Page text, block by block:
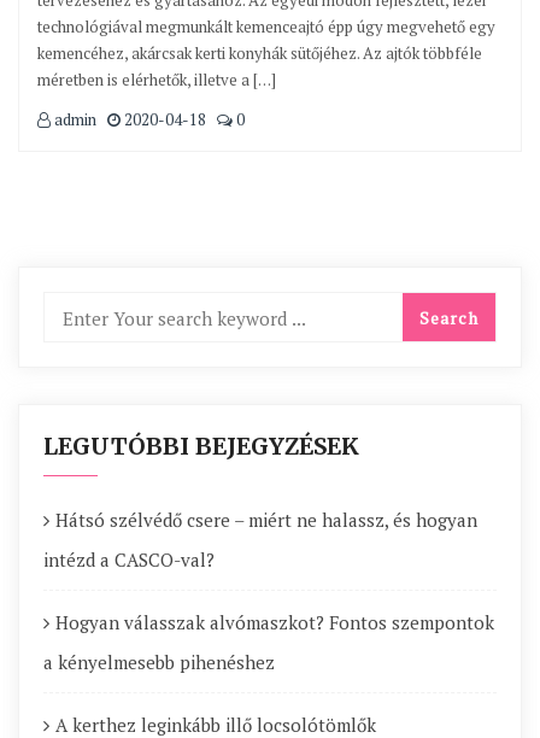
technológiával megmunkált kemenceajtó épp úgy megvehető egy
kemencéhez, akárcsak kerti konyhák sütőjéhez. Az ajtók többféle
méretben is elérhetők, illetve a […]
admin
2020-04-18 0
LEGUTÓBBI BEJEGYZÉSEK
Hátsó szélvédő csere – miért ne halassz, és hogyan
intézd a CASCO-val?
Hogyan válasszak alvómaszkot? Fontos szempontok
a kényelmesebb pihenéshez
A kerthez leginkább illő locsolótömlők